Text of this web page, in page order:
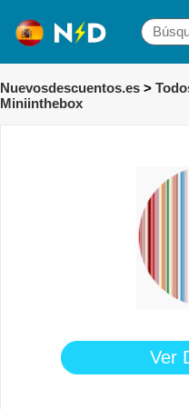
Nuevosdescuentos.es >
Miniinthebox
Ver